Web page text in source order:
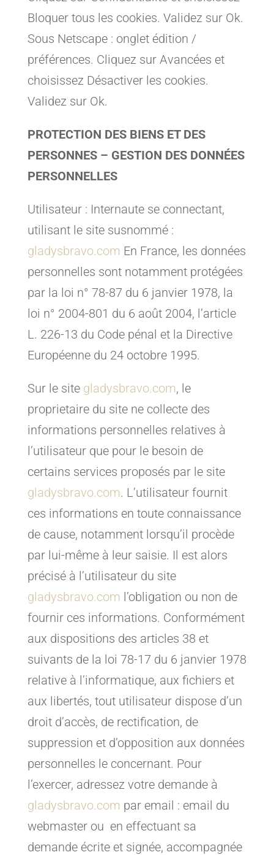
Bloquer tous les cookies. Validez sur Ok.
Sous Netscape : onglet édition /
préférences. Cliquez sur Avancées et
choisissez Désactiver les cookies.
Validez sur Ok.
PROTECTION DES BIENS ET DES
PERSONNES – GESTION DES DONNÉES
PERSONNELLES
Utilisateur : Internaute se connectant,
utilisant le site susnommé :
gladysbravo.com En France, les données
personnelles sont notamment protégées
par la loi n° 78-87 du 6 janvier 1978, la
loi n° 2004-801 du 6 août 2004, l’article
L. 226-13 du Code pénal et la Directive
Européenne du 24 octobre 1995.
Sur le site gladysbravo.com, le
proprietaire du site ne collecte des
informations personnelles relatives à
l’utilisateur que pour le besoin de
certains services proposés par le site
gladysbravo.com. L’utilisateur fournit
ces informations en toute connaissance
de cause, notamment lorsqu’il procède
par lui-même à leur saisie. Il est alors
précisé à l’utilisateur du site
gladysbravo.com l’obligation ou non de
fournir ces informations. Conformément
aux dispositions des articles 38 et
suivants de la loi 78-17 du 6 janvier 1978
relative à l’informatique, aux fichiers et
aux libertés, tout utilisateur dispose d’un
droit d’accès, de rectification, de
suppression et d’opposition aux données
personnelles le concernant. Pour
l’exercer, adressez votre demande à
gladysbravo.com par email : email du
webmaster ou en effectuant sa
demande écrite et signée, accompagnée